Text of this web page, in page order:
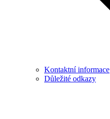
Kontaktní informace
Důležité odkazy